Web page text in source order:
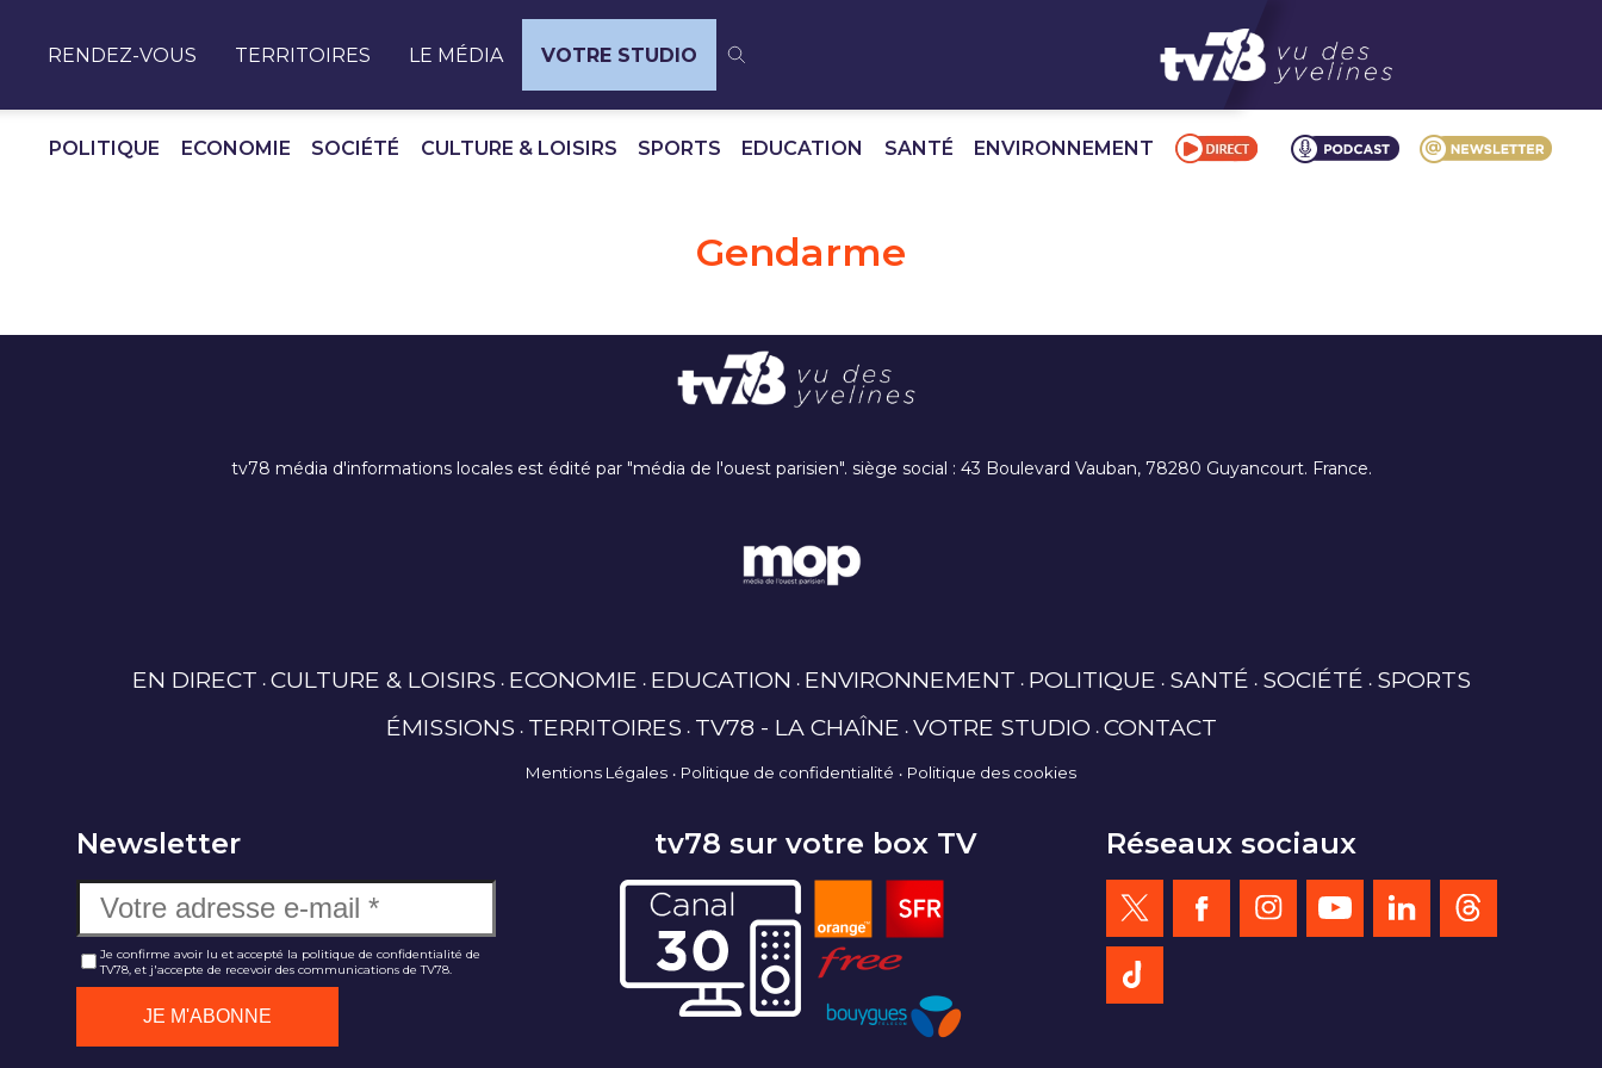
RENDEZ-VOUS TERRITOIRES LE MÉDIA VOTRE STUDIO
POLITIQUE ECONOMIE SOCIÉTÉ CULTURE & LOISIRS SPORTS EDUCATION SANTÉ ENVIRONNEMENT
Gendarme
tv78 média d'informations locales est édité par "média de l'ouest parisien". siège social : 43 Boulevard Vauban, 78280 Guyancourt. France.
EN DIRECT CULTURE & LOISIRS ECONOMIE EDUCATION ENVIRONNEMENT POLITIQUE SANTÉ SOCIÉTÉ SPORTS
ÉMISSIONS TERRITOIRES TV78 - LA CHAÎNE VOTRE STUDIO CONTACT
Mentions Légales Politique de confidentialité Politique des cookies
Newsletter
Je confirme avoir lu et accepté la politique de confidentialité de
TV78, et j'accepte de recevoir des communications de TV78.
tv78 sur votre box TV Réseaux sociaux